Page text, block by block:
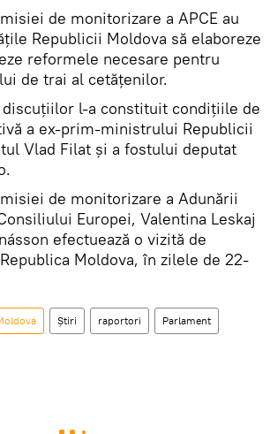
de monitorizare a APCE au
Republicii Moldova să elaboreze
reformele necesare pentru
de trai al cetățenilor.
discuțiilor l-a constituit condițiile de
a ex-prim-ministrului Republicii
Vlad Filat și a fostului deputat
de monitorizare a Adunării
Europei, Valentina Leskaj
efectuează o vizită de
Moldova, în zilele de 22-
Știri raportori Parlament